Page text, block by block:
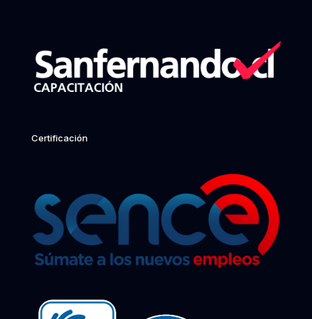
Certificación